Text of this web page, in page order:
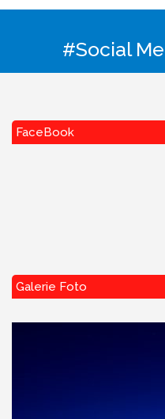
#Social
FaceBook
Galerie Foto